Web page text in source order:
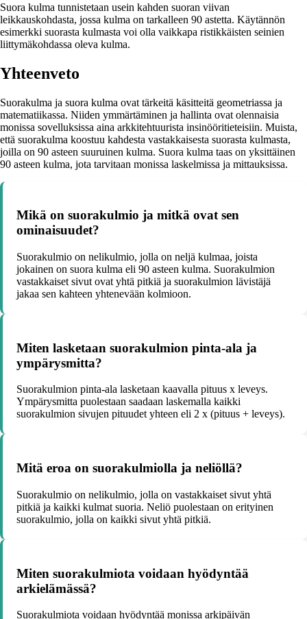
Suora kulma tunnistetaan usein kahden suoran viivan
leikkauskohdasta, jossa kulma on tarkalleen 90 astetta. Käytännön
esimerkki suorasta kulmasta voi olla vaikkapa ristikkäisten seinien
liittymäkohdassa oleva kulma.
Yhteenveto
Suorakulma ja suora kulma ovat tärkeitä käsitteitä geometriassa ja
matematiikassa. Niiden ymmärtäminen ja hallinta ovat olennaisia
monissa sovelluksissa aina arkkitehtuurista insinööritieteisiin. Muista,
että suorakulma koostuu kahdesta vastakkaisesta suorasta kulmasta,
joilla on 90 asteen suuruinen kulma. Suora kulma taas on yksittäinen
90 asteen kulma, jota tarvitaan monissa laskelmissa ja mittauksissa.
Mikä on suorakulmio ja mitkä ovat sen
ominaisuudet?
Suorakulmio on nelikulmio, jolla on neljä kulmaa, joista
jokainen on suora kulma eli 90 asteen kulma. Suorakulmion
vastakkaiset sivut ovat yhtä pitkiä ja suorakulmion lävistäjä
jakaa sen kahteen yhtenevään kolmioon.
Miten lasketaan suorakulmion pinta-ala ja
ympärysmitta?
Suorakulmion pinta-ala lasketaan kaavalla pituus x leveys.
Ympärysmitta puolestaan saadaan laskemalla kaikki
suorakulmion sivujen pituudet yhteen eli 2 x (pituus + leveys).
Mitä eroa on suorakulmiolla ja neliöllä?
Suorakulmio on nelikulmio, jolla on vastakkaiset sivut yhtä
pitkiä ja kaikki kulmat suoria. Neliö puolestaan on erityinen
suorakulmio, jolla on kaikki sivut yhtä pitkiä.
Miten suorakulmiota voidaan hyödyntää
arkielämässä?
Suorakulmiota voidaan hyödyntää monissa arkipäivän